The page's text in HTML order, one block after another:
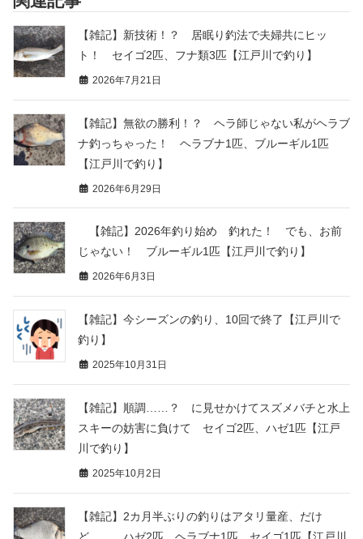
【雑記】新技術！？ 居眠り釣法で夫婦共にヒッ
ト！ セイゴ2匹、フナ類3匹【江戸川で釣り】
2026年7月21日
【雑記】無欲の勝利！？ ヘラ師じゃない私がヘラブ
ナ釣っちゃった！ ヘラブナ1匹、ブルーギル1匹
【江戸川で釣り】
2026年6月29日
【雑記】2026年釣り始め 釣れた！ でも、お前
じゃない！ ブルーギル1匹【江戸川で釣り】
2026年6月3日
【雑記】今シーズンの釣り、10回で終了【江戸川で
釣り】
2025年10月31日
【雑記】順調……？ に見せかけてスズメバチと水上
スキーの妨害に負けて セイゴ2匹、ハゼ1匹【江戸
川で釣り】
2025年10月2日
【雑記】2カ月半ぶりの釣りはアタリ量産、だけ